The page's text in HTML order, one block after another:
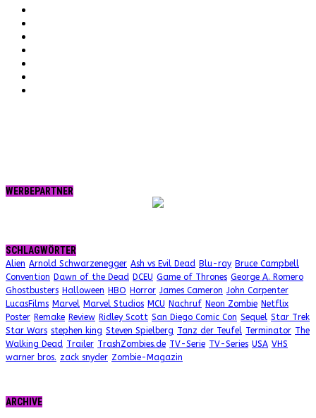
WERBEPARTNER
SCHLAGWÖRTER
Alien Arnold Schwarzenegger Ash vs Evil Dead Blu-ray Bruce Campbell
Convention Dawn of the Dead DCEU Game of Thrones George A. Romero
Ghostbusters Halloween HBO Horror James Cameron John Carpenter
LucasFilms Marvel Marvel Studios MCU Nachruf Neon Zombie Netflix
Poster Remake Review Ridley Scott San Diego Comic Con Sequel Star Trek
Star Wars stephen king Steven Spielberg Tanz der Teufel Terminator The
Walking Dead Trailer TrashZombies.de TV-Serie TV-Series USA VHS
warner bros. zack snyder Zombie-Magazin
ARCHIVE